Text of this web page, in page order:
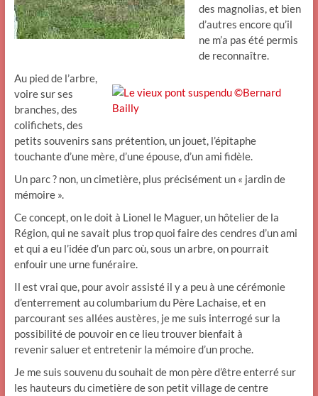
des magnolias, et bien
d’autres encore qu’il
ne m’a pas été permis
de reconnaître.
Au pied de l’arbre,
voire sur ses
branches, des
colifichets, des
petits souvenirs sans prétention, un jouet, l’épitaphe
touchante d’une mère, d’une épouse, d’un ami fidèle.
Un parc ? non, un cimetière, plus précisément un « jardin de
mémoire ».
Ce concept, on le doit à Lionel le Maguer, un hôtelier de la
Région, qui ne savait plus trop quoi faire des cendres d’un ami
et qui a eu l’idée d’un parc où, sous un arbre, on pourrait
enfouir une urne funéraire.
Il est vrai que, pour avoir assisté il y a peu à une cérémonie
d’enterrement au columbarium du Père Lachaise, et en
parcourant ses allées austères, je me suis interrogé sur la
possibilité de pouvoir en ce lieu trouver bienfait à
revenir saluer et entretenir la mémoire d’un proche.
Je me suis souvenu du souhait de mon père d’être enterré sur
les hauteurs du cimetière de son petit village de centre